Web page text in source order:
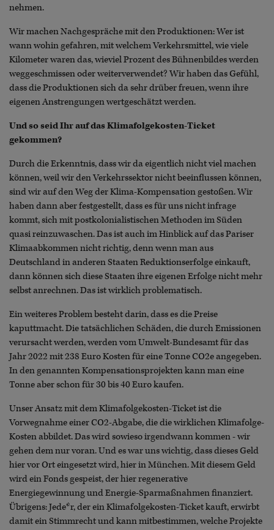
nehmen.
Wir machen Nachgespräche mit den Produktionen: Wer ist
wann wohin gefahren, mit welchem Verkehrsmittel, wie viele
Kilometer waren das, wieviel Prozent des Bühnenbildes werden
weggeschmissen oder weiterverwendet? Wir haben das Gefühl,
dass die Produktionen sich da sehr drüber freuen, wenn ihre
eigenen Anstrengungen wertgeschätzt werden.
Und so seid Ihr auf das Klimafolgekosten-Ticket
gekommen?
Durch die Erkenntnis, dass wir da eigentlich nicht viel machen
können, weil wir den Verkehrssektor nicht beeinflussen können,
sind wir auf den Weg der Klima-Kompensation gestoßen. Wir
haben dann aber festgestellt, dass es für uns nicht infrage
kommt, sich mit postkolonialistischen Methoden im Süden
quasi reinzuwaschen. Das ist auch im Hinblick auf das Pariser
Klimaabkommen nicht richtig, denn wenn man aus
Deutschland in anderen Staaten Reduktionserfolge einkauft,
dann können sich diese Staaten ihre eigenen Erfolge nicht mehr
selbst anrechnen. Das ist wirklich problematisch.
Ein weiteres Problem besteht darin, dass es die Preise
kaputtmacht. Die tatsächlichen Schäden, die durch Emissionen
verursacht werden, werden vom Umwelt-Bundesamt für das
Jahr 2022 mit 238 Euro Kosten für eine Tonne CO2e angegeben.
In den genannten Kompensationsprojekten kann man eine
Tonne aber schon für 30 bis 40 Euro kaufen.
Unser Ansatz mit dem Klimafolgekosten-Ticket ist die
Vorwegnahme einer CO2-Abgabe, die die wirklichen Klimafolge-
Kosten abbildet. Das wird sowieso irgendwann kommen - wir
gehen dem nur voran. Und es war uns wichtig, dass dieses Geld
hier vor Ort eingesetzt wird, hier in München. Mit diesem Geld
wird ein Fonds gespeist, der hier regenerative
Energiegewinnung und Energie-Sparmaßnahmen finanziert.
Übrigens: Jede*r, der ein Klimafolgekosten-Ticket kauft, erwirbt
damit ein Stimmrecht und kann mitbestimmen, welche Projekte